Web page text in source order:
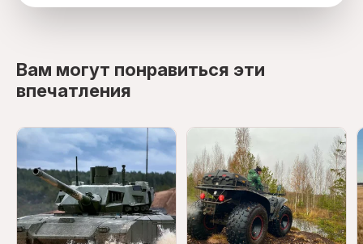
Вам могут понравиться эти
впечатления